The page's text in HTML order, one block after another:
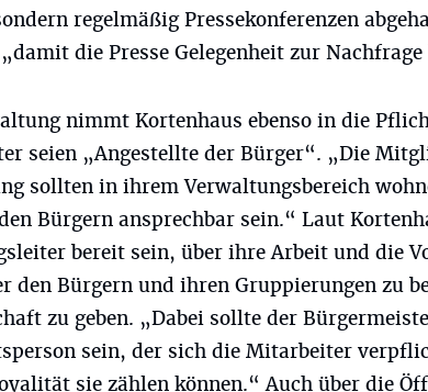
regelmäßig Pressekonferenzen
die Presse Gelegenheit zur
nimmt Kortenhaus ebenso in die
seien „Angestellte der Bürger“. „Die
sollten in ihrem Verwaltungsbereich
Bürgern ansprechbar sein.“ Laut
bereit sein, über ihre Arbeit und die
den Bürgern und ihren Gruppierungen zu
zu geben. „Dabei sollte der
sein, der sich die Mitarbeiter
sie zählen können.“ Auch über die